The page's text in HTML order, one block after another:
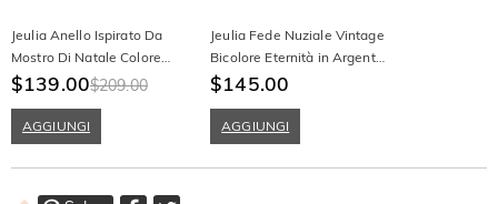
Jeulia Anello Ispirato Da
Mostro Di Natale Colore
Verde In Argento Sterling
$139.00$209.00
AGGIUNGI
Jeulia Fede Nuziale Vintage
Bicolore Eternità in Argento
Sterling
$145.00
AGGIUNGI